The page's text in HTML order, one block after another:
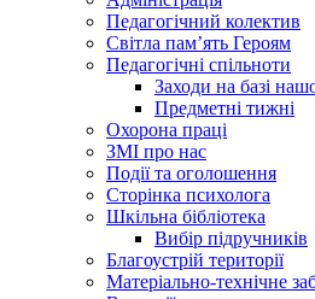
Педагогічний колектив
Світла пам’ять Героям
Педагогічні спільноти
Заходи на базі
Предметні тижні
Охорона праці
ЗМІ про нас
Події та оголошення
Сторінка психолога
Шкільна бібліотека
Вибір підручників
Благоустрій території
Матеріально-технічне